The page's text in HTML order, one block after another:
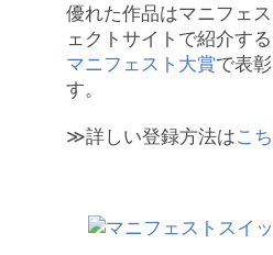
優れた作品はマニフェ
ェクトサイトで紹介する
マニフェスト大賞で表
す。
≫詳しい登録方法はこ